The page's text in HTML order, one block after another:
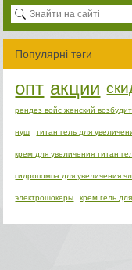
Популярні теги
опт акции
рендез войс женский
нуш титан гель для
крем для увеличения титан
гидропомпа для увеличения
электрошокеры крем гель